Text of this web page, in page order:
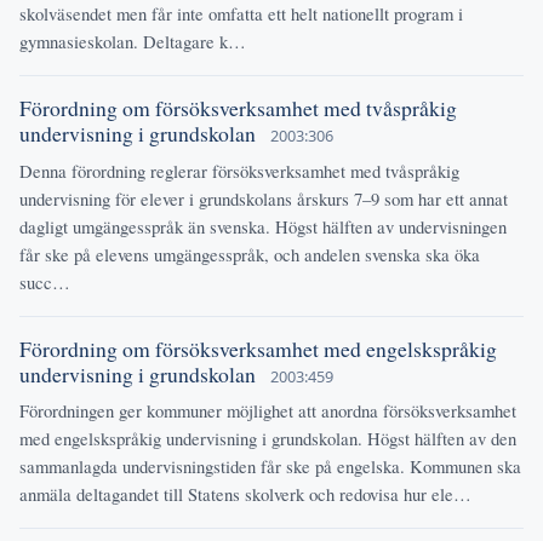
skolväsendet men får inte omfatta ett helt nationellt program i
gymnasieskolan. Deltagare k…
Förordning om försöksverksamhet med tvåspråkig
undervisning i grundskolan
2003:306
Denna förordning reglerar försöksverksamhet med tvåspråkig
undervisning för elever i grundskolans årskurs 7–9 som har ett annat
dagligt umgängesspråk än svenska. Högst hälften av undervisningen
får ske på elevens umgängesspråk, och andelen svenska ska öka
succ…
Förordning om försöksverksamhet med engelskspråkig
undervisning i grundskolan
2003:459
Förordningen ger kommuner möjlighet att anordna försöksverksamhet
med engelskspråkig undervisning i grundskolan. Högst hälften av den
sammanlagda undervisningstiden får ske på engelska. Kommunen ska
anmäla deltagandet till Statens skolverk och redovisa hur ele…